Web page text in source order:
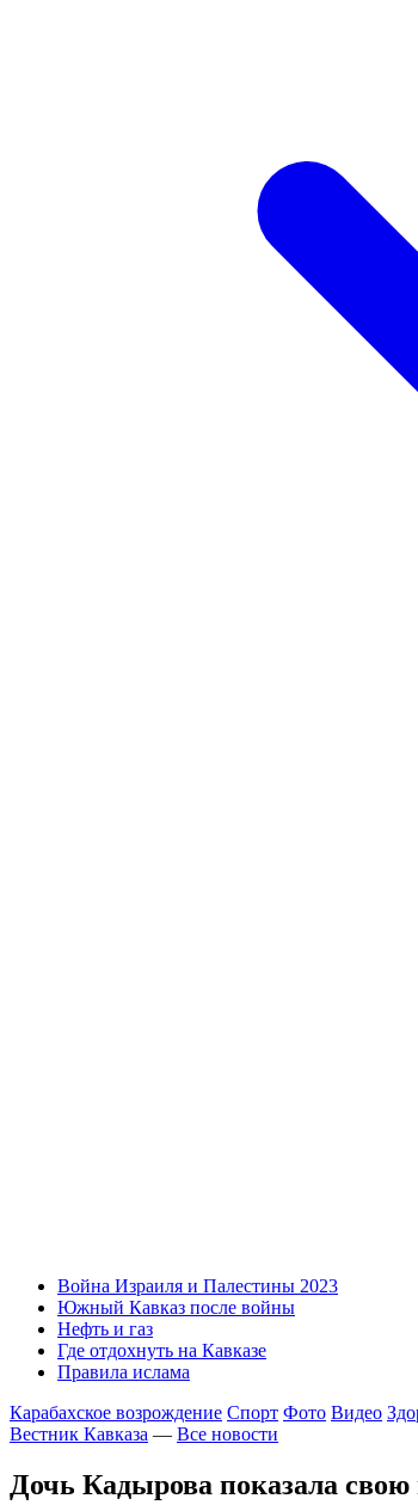
Война Израиля и Палестины 2023
Южный Кавказ после войны
Нефть и газ
Где отдохнуть на Кавказе
Правила ислама
Карабахское возрождение Спорт Фото Видео
Вестник Кавказа — Все новости
Дочь Кадырова показала